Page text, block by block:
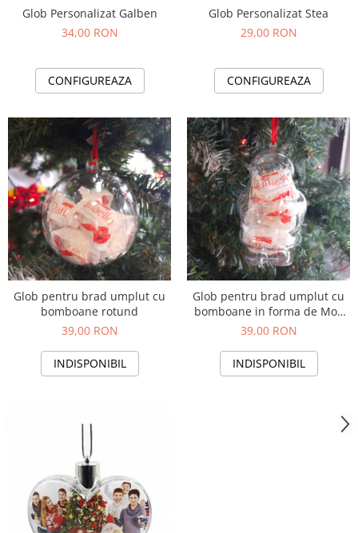
Glob Personalizat Galben
34,00 RON
CONFIGUREAZA
Glob Personalizat Stea
29,00 RON
CONFIGUREAZA
Glob pentru brad umplut cu
bomboane rotund
39,00 RON
INDISPONIBIL
Glob pentru brad umplut cu
bomboane in forma de Mos
Craciun - Copie
39,00 RON
INDISPONIBIL